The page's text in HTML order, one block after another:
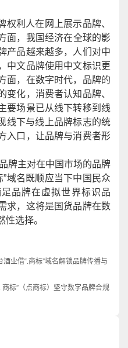
权利人在网上展示品牌、
面，我国经济在全球的影
产品越来越多，人们对中
中文品牌使用中文标识更
面，在数字时代，品牌的
变化，消费者认知品牌、
要场景已从线下转移到线
线下与线上品牌标志的统
入口，让品牌与消费者形
牌主对在中国市场的品牌
”域名既顺应当下中国民众
品牌在虚拟世界标识品
求，这将是国货品牌在数
性选择。
业借“.商标”域名解锁品牌传播与
商标”（点商标）坚守数字品牌合规